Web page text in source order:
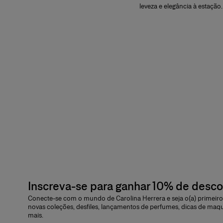
leveza e elegância à estação.
Inscreva-se para ganhar 10% de
Conecte-se com o mundo de Carolina Herrera e seja o(a)
novas coleções, desfiles, lançamentos de perfumes, dicas de
mais.